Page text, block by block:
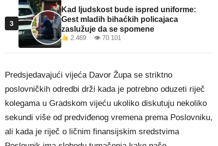
3
Kad ljudskost bude ispred uniforme:
Gest mladih bihaćkih policajaca
zaslužuje da se spomene
2.469 👁 70.101
Predsjedavajući vijeća Davor Župa se striktno
poslovničkih odredbi drži kada je potrebno oduzeti riječ
kolegama u Gradskom vijeću ukoliko diskutuju nekoliko
sekundi više od predviđenog vremena prema Poslovniku,
ali kada je riječ o ličnim finansijskim sredstvima